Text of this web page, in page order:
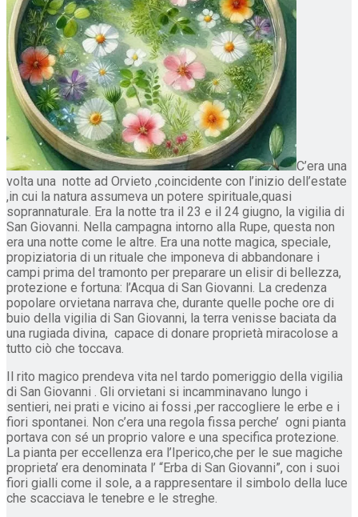
C’era una
volta una notte ad Orvieto ,coincidente con l’inizio dell’estate
,in cui la natura assumeva un potere spirituale,quasi
soprannaturale. Era la notte tra il 23 e il 24 giugno, la vigilia di
San Giovanni. Nella campagna intorno alla Rupe, questa non
era una notte come le altre. Era una notte magica, speciale,
propiziatoria di un rituale che imponeva di abbandonare i
campi prima del tramonto per preparare un elisir di bellezza,
protezione e fortuna: l’Acqua di San Giovanni. La credenza
popolare orvietana narrava che, durante quelle poche ore di
buio della vigilia di San Giovanni, la terra venisse baciata da
una rugiada divina, capace di donare proprietà miracolose a
tutto ciò che toccava.
Il rito magico prendeva vita nel tardo pomeriggio della vigilia
di San Giovanni . Gli orvietani si incamminavano lungo i
sentieri, nei prati e vicino ai fossi ,per raccogliere le erbe e i
fiori spontanei. Non c’era una regola fissa perche’ ogni pianta
portava con sé un proprio valore e una specifica protezione.
La pianta per eccellenza era l’Iperico,che per le sue magiche
proprieta’ era denominata l’ “Erba di San Giovanni”, con i suoi
fiori gialli come il sole, a a rappresentare il simbolo della luce
che scacciava le tenebre e le streghe.